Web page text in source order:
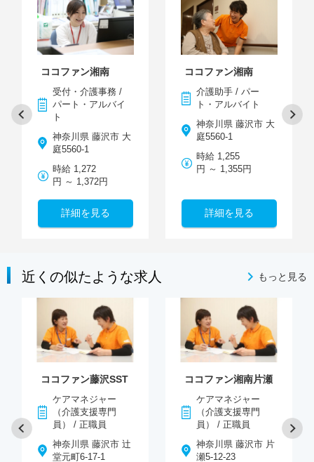
ココファン湘南
受付・介護事務 /
パート・アルバイ
ト
神奈川県 藤沢市 大
庭5560-1
時給 1,272
円 ～ 1,372円
詳細を見る
ココファン湘南
介護助手 / パー
ト・アルバイト
神奈川県 藤沢市 大
庭5560-1
時給 1,255
円 ～ 1,355円
詳細を見る
近くの似たような求人 もっと見る
ココファン藤沢SST
ケアマネジャー
（介護支援専門
員） / 正職員
神奈川県 藤沢市 辻
堂元町6-17-1
ココファン湘南片瀬
ケアマネジャー
（介護支援専門
員） / 正職員
神奈川県 藤沢市 片
瀬5-12-23